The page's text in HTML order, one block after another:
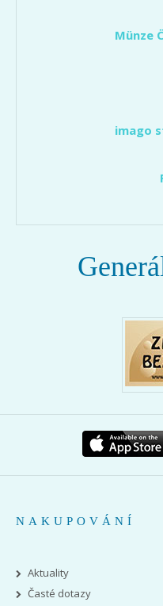
Münze
imago
NAKUPOVÁNÍ
Aktuality
Časté dotazy